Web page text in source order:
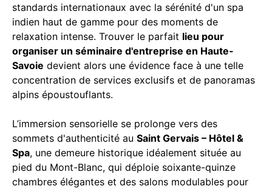
standards internationaux avec la sérénité d'un spa
indien haut de gamme pour des moments de
relaxation intense. Trouver le parfait lieu pour
organiser un séminaire d'entreprise en Haute-
Savoie devient alors une évidence face à une telle
concentration de services exclusifs et de panoramas
alpins époustouflants.
L’immersion sensorielle se prolonge vers des
sommets d'authenticité au Saint Gervais – Hôtel &
Spa, une demeure historique idéalement située au
pied du Mont-Blanc, qui déploie soixante-quinze
chambres élégantes et des salons modulables pour